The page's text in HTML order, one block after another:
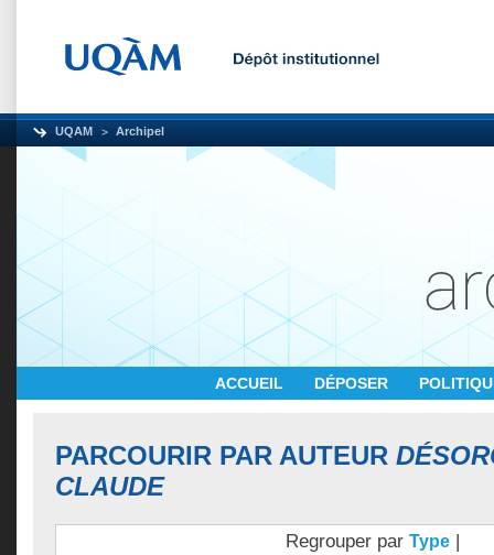
UQAM Archipel
ACCUEIL DÉPOSER
PARCOURIR PAR AUTEUR
CLAUDE
Regrouper par Type |